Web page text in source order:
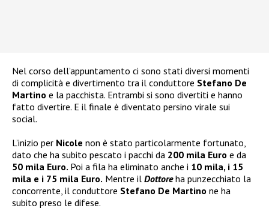
Nel corso dell’appuntamento ci sono stati diversi momenti
di complicità e divertimento tra il conduttore Stefano De
Martino e la pacchista. Entrambi si sono divertiti e hanno
fatto divertire. E il finale è diventato persino virale sui
social.
L’inizio per Nicole non è stato particolarmente fortunato,
dato che ha subito pescato i pacchi da 200 mila Euro e da
50 mila Euro. Poi a fila ha eliminato anche i 10 mila, i 15
mila e i 75 mila Euro. Mentre il Dottoreha punzecchiato la
concorrente, il conduttore Stefano De Martino ne ha
subito preso le difese.